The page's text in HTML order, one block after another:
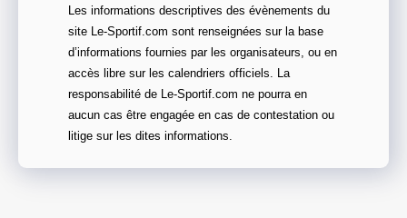
Les informations descriptives des évènements du
site Le-Sportif.com sont renseignées sur la base
d’informations fournies par les organisateurs, ou en
accès libre sur les calendriers officiels. La
responsabilité de Le-Sportif.com ne pourra en
aucun cas être engagée en cas de contestation ou
litige sur les dites informations.